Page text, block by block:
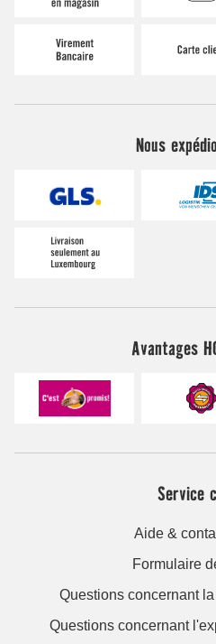
Nous
Avantages
Service
Aide &
Formulaire
Questions concernant
Questions concernant